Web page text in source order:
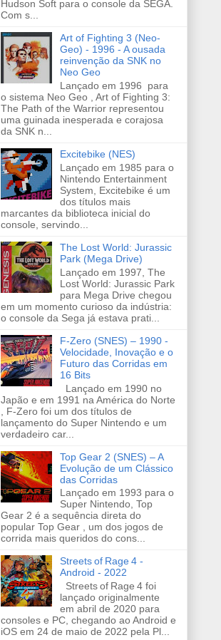
Hudson Soft para o console da SEGA.
Com s...
Art of Fighting 3 (Neo-
Geo) - 1996 - A ousada
reinvenção da SNK no
Neo Geo
Lançado em 1996 para
o sistema Neo Geo , Art of Fighting 3:
The Path of the Warrior representou
uma guinada inesperada e corajosa
da SNK n...
Excitebike (NES)
Lançado em 1985 para o
Nintendo Entertainment
System, Excitebike é um
dos títulos mais
marcantes da biblioteca inicial do
console, servindo...
The Lost World: Jurassic
Park (Mega Drive)
Lançado em 1997, The
Lost World: Jurassic Park
para Mega Drive chegou
em um momento curioso da indústria:
o console da Sega já estava prati...
F-Zero (SNES) – 1990 -
Velocidade, Inovação e o
Futuro das Corridas em
16 Bits
Lançado em 1990 no
Japão e em 1991 na América do Norte
, F-Zero foi um dos títulos de
lançamento do Super Nintendo e um
verdadeiro car...
Top Gear 2 (SNES) – A
Evolução de um Clássico
das Corridas
Lançado em 1993 para o
Super Nintendo, Top
Gear 2 é a sequência direta do
popular Top Gear , um dos jogos de
corrida mais queridos do cons...
Streets of Rage 4 -
Android - 2022
Streets of Rage 4 foi
lançado originalmente
em abril de 2020 para
consoles e PC, chegando ao Android e
iOS em 24 de maio de 2022 pela Pl...